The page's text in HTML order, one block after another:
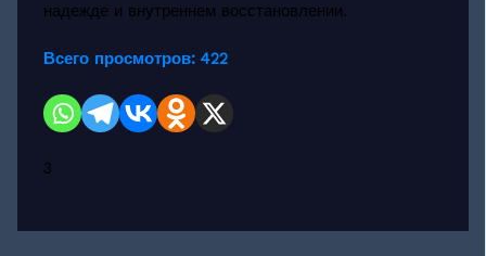
надежде и внутреннем восстановлении.
Всего просмотров: 422
3